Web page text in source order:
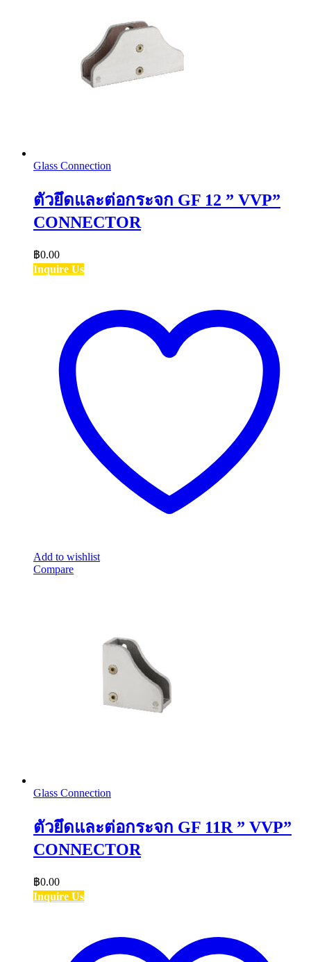
Glass Connection
ตัวยึดและต่อกระจก GF 12 ” VVP”
CONNECTOR
฿0.00
Inquire Us
Add to wishlist
Compare
Glass Connection
ตัวยึดและต่อกระจก GF 11R ” VVP”
CONNECTOR
฿0.00
Inquire Us